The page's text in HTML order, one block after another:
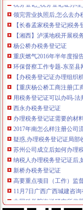
领完营业执照后,怎么去办
【长春孟家税务登记|税务
【湘西】泸溪地税开展税
杨公桥办税务登记证
重庆燃气2016年半年度报告
环保督察工作专题-东至县
【办税务登记证办理组织
【重庆杨公桥工商注册|
用税务登记证可以办吗-法
西永办税务登记证
办理税务登记证需要的材
2017年南怎么样注册公司
疑惑,办理税务登记证局部
苏州公司成立后如何办理
纳税人办理税务登记证后,
新桥办税务登记证
高要重点项目（工作）监
11月7日广西广西城建咨
中国科学院海洋研究所仪
沪培训班借名校招牌蒙人